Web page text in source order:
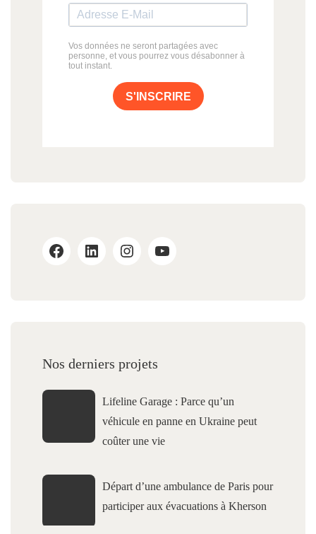
Vos données ne seront partagées avec
personne, et vous pourrez vous désabonner à
tout instant.
S'INSCRIRE
Nos derniers projets
Lifeline Garage : Parce qu’un
véhicule en panne en Ukraine peut
coûter une vie
Départ d’une ambulance de Paris pour
participer aux évacuations à Kherson